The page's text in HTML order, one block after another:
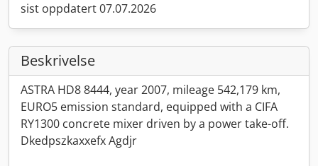
sist oppdatert 07.07.2026
Beskrivelse
ASTRA HD8 8444, year 2007, mileage 542,179 km,
EURO5 emission standard, equipped with a CIFA
RY1300 concrete mixer driven by a power take-off.
Dkedpszkaxxefx Agdjr